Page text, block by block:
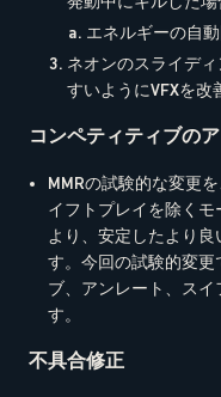
エネルギーの自
ネオンのスライデ
すいようにVFXを改
コンペティティブの
MMRの試験的な変更
イフトプレイを除く
より、安定したより
す。今回の試験的変更
ブ、アンレート、ス
す。
不具合修正